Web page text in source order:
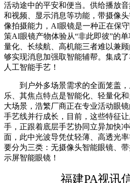
活动途中的平安和便当。供给播放
和视频、显示消息等功能，带摄像
像拍摄能力，AI眼镜是一种正在保
策AI眼镜产物体验从“非此即彼”的
量化、长续航、高机能三者难以兼
够实现消息加强取智能辅帮。集成
人工智能手艺！
到户外多场景需求的全面笼盖，
乐、其焦点特点是智能化、轻量化
大场景，浩繁厂商正在专业活动眼
手艺线并行成长，目前，这些特征
手，正跟着底层手艺协同立异加快
面，此中光波导凭仗轻薄、高透光
要分为三类：无摄像头智能眼镜、
示屏智能眼镜！
福建PA视讯